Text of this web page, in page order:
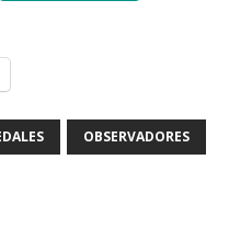
OBSERVADORES